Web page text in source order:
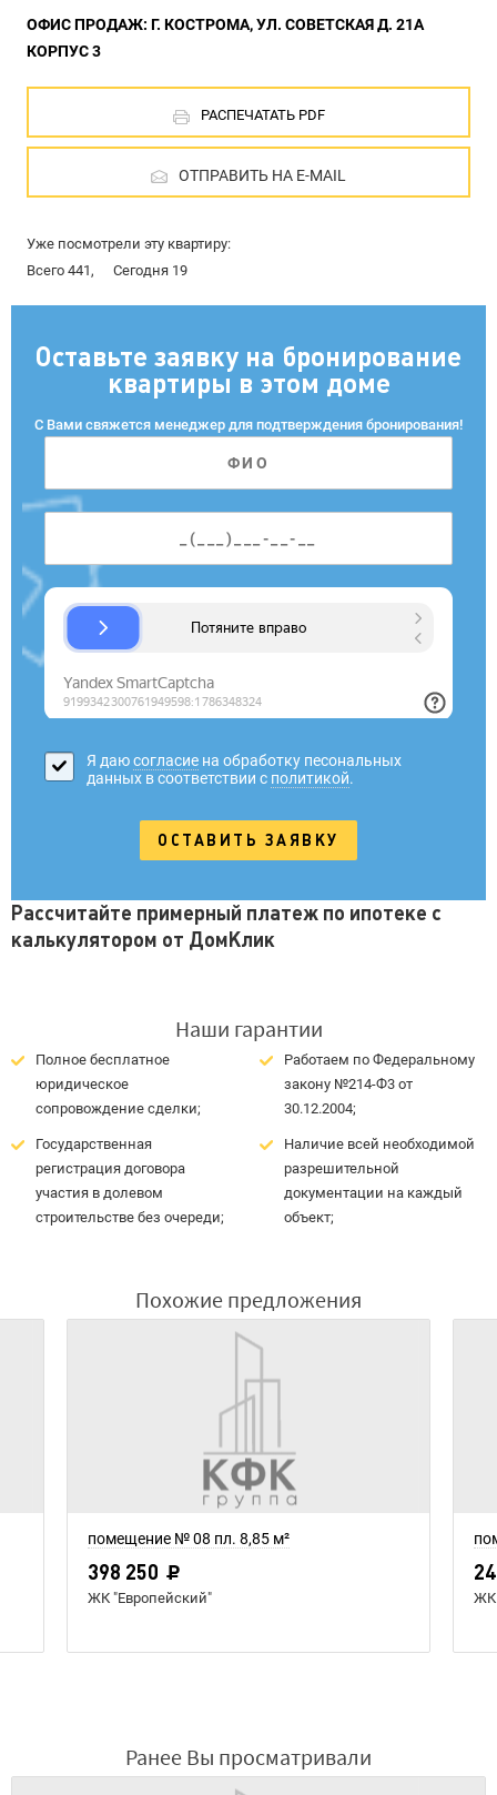
ОФИС ПРОДАЖ: Г. КОСТРОМА, УЛ. СОВЕТСКАЯ Д. 21А
КОРПУС 3
РАСПЕЧАТАТЬ PDF
ОТПРАВИТЬ НА E-MAIL
Уже посмотрели эту квартиру:
Всего 441,
Сегодня 19
Оставьте заявку на бронирование
квартиры в этом доме
С Вами свяжется менеджер для подтверждения бронирования!
Я даюсогласие на обработку песональных
данных в соответствии с политикой.
Рассчитайте примерный платеж по ипотеке с
калькулятором от ДомКлик
Наши гарантии
Полное бесплатное
юридическое
сопровождение сделки;
Государственная
регистрация договора
участия в долевом
строительстве без очереди;
Работаем по Федеральному
закону №214-Ф3 от
30.12.2004;
Наличие всей необходимой
разрешительной
документации на каждый
объект;
Похожие предложения
помещение № 08 пл. 8,85 м²
398 250
ЖК "Европейский" ЖК
Ранее Вы просматривали